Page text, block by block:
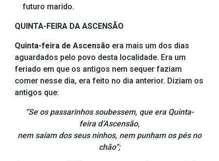
futuro marido.
QUINTA-FEIRA DA ASCENSÃO
Quinta-feira de Ascensão era mais um dos dias
aguardados pelo povo desta localidade. Era um
feriado em que os antigos nem sequer faziam
comer nesse dia, era feito no dia anterior. Diziam os
antigos que:
“Se os passarinhos soubessem, que era Quinta-
feira d’Ascensão,
nem saíam dos seus ninhos, nem punham os pés no
chão”;